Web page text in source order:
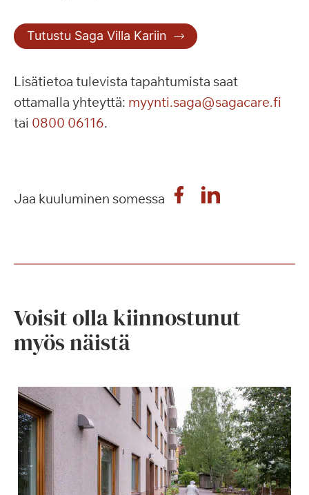
Tutustu Saga Villa Kariin
Lisätietoa tulevista tapahtumista saat
ottamalla yhteyttä: myynti.saga@sagacare.fi
tai 0800 06116.
Jaa kuuluminen somessa
Voisit olla kiinnostunut
myös näistä